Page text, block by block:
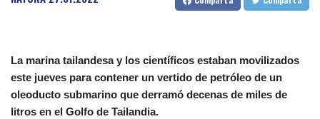
CUC 1.155308
DJF 205.419355
DKK 7.475378
DOP 67.276572
DZD 153.581966
La marina tailandesa y los científicos estaban movilizados
este jueves para contener un vertido de petróleo de un
oleoducto submarino que derramó decenas de miles de
litros en el Golfo de Tailandia.